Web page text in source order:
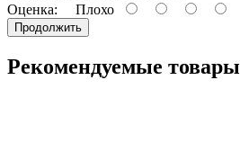
Оценка: Плохо
Продолжить
Рекомендуемые товары